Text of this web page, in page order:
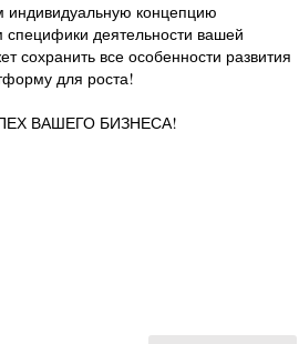
индивидуальную концепцию
специфики деятельности вашей
сохранить все особенности развития
для роста!
ВАШЕГО БИЗНЕСА!